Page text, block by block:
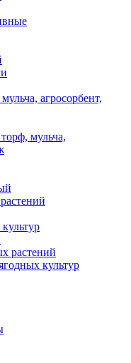
агросорбент,
мульча,
растений
культур